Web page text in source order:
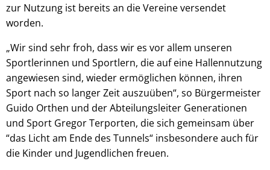
zur Nutzung ist bereits an die Vereine versendet
worden.
„Wir sind sehr froh, dass wir es vor allem unseren
Sportlerinnen und Sportlern, die auf eine Hallennutzung
angewiesen sind, wieder ermöglichen können, ihren
Sport nach so langer Zeit auszuüben“, so Bürgermeister
Guido Orthen und der Abteilungsleiter Generationen
und Sport Gregor Terporten, die sich gemeinsam über
“das Licht am Ende des Tunnels“ insbesondere auch für
die Kinder und Jugendlichen freuen.